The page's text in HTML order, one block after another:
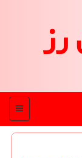
منو